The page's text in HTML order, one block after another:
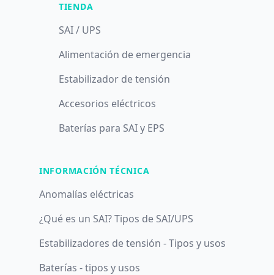
TIENDA
SAI / UPS
Alimentación de emergencia
Estabilizador de tensión
Accesorios eléctricos
Baterías para SAI y EPS
INFORMACIÓN TÉCNICA
Anomalías eléctricas
¿Qué es un SAI? Tipos de SAI/UPS
Estabilizadores de tensión - Tipos y usos
Baterías - tipos y usos